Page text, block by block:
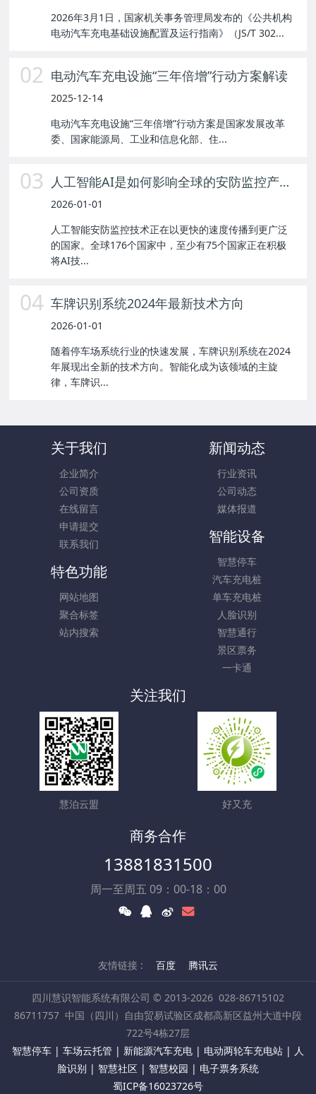
2026年3月1日，国家机关事务管理局发布的《公共机构
电动汽车充电基础设施配置及运行指南》（JS/T 302...
02 电动汽车充电设施“三年倍增”行动方案解读
2025-12-14
电动汽车充电设施“三年倍增”行动方案是国家发展改革
委、国家能源局、工业和信息化部、住...
03 人工智能AI是如何影响全球的安防监控产业？
2026-01-01
人工智能安防监控技术正在以更快的速度传播到更广泛
的国家。全球176个国家中，至少有75个国家正在积极
将AI技...
04 车牌识别系统2024年最新技术方向
2026-01-01
随着停车场系统行业的快速发展，车牌识别系统在2024
年展现出全新的技术方向。智能化成为该领域的主旋
律，车牌识...
关于我们
企业简介
公司资质
在线留言
申请提交
联系我们
新闻动态
行业资讯
公司动态
媒体报道
智能设备
智慧停车
汽车充电桩
单车充电桩
人脸识别
智慧通行
景区票务
一卡通
特色功能
网站地图
聚合标签
站内搜索
关注我们
慧泊云盟 好又充
商务合作
13881831500
周一至周五 09：00-18：00
友情链接 : 百度 腾讯云
四川慧识智能系统有限公司 © 2013-2026 028-86715102
86711757 中国（四川）自由贸易试验区成都高新区益州大道中段
722号4栋27层
智慧停车 | 车场云托管 | 新能源汽车充电 | 电动两轮车充电站 | 人
脸识别 | 智慧社区 | 智慧校园 | 电子票务系统
蜀ICP备16023726号